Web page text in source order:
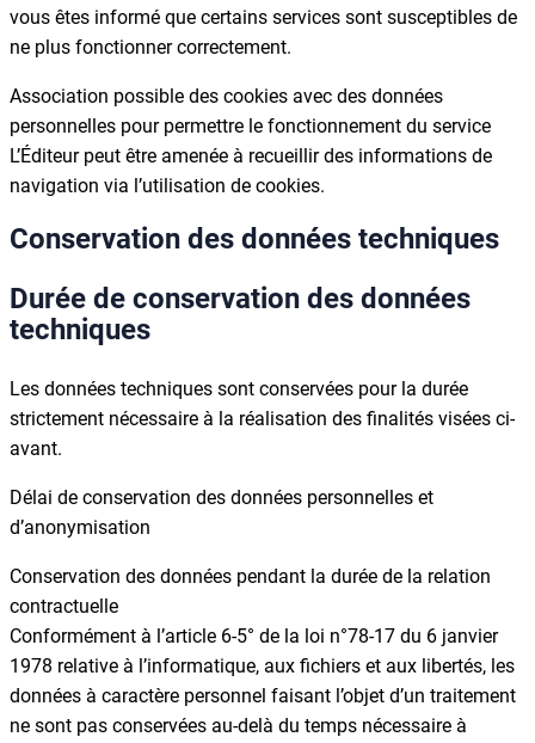
vous êtes informé que certains services sont susceptibles de
ne plus fonctionner correctement.
Association possible des cookies avec des données
personnelles pour permettre le fonctionnement du service
L’Éditeur peut être amenée à recueillir des informations de
navigation via l’utilisation de cookies.
Conservation des données techniques
Durée de conservation des données
techniques
Les données techniques sont conservées pour la durée
strictement nécessaire à la réalisation des finalités visées ci-
avant.
Délai de conservation des données personnelles et
d’anonymisation
Conservation des données pendant la durée de la relation
contractuelle
Conformément à l’article 6-5° de la loi n°78-17 du 6 janvier
1978 relative à l’informatique, aux fichiers et aux libertés, les
données à caractère personnel faisant l’objet d’un traitement
ne sont pas conservées au-delà du temps nécessaire à